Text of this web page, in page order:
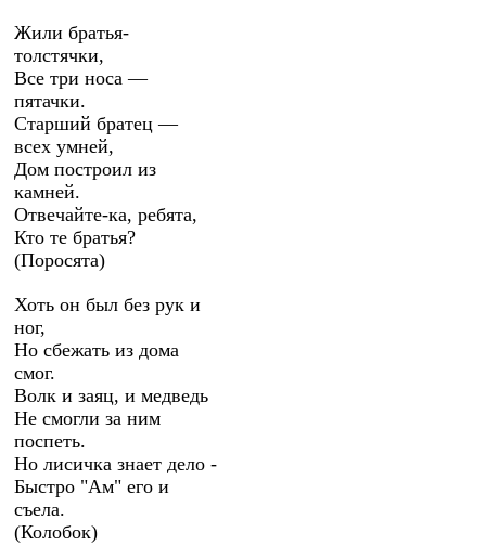
Жили братья-
толстячки,
Все три носа —
пятачки.
Старший братец —
всех умней,
Дом построил из
камней.
Отвечайте-ка, ребята,
Кто те братья?
(Поросята)
Хоть он был без рук и
ног,
Но сбежать из дома
смог.
Волк и заяц, и медведь
Не смогли за ним
поспеть.
Но лисичка знает дело -
Быстро "Ам" его и
съела.
(Колобок)